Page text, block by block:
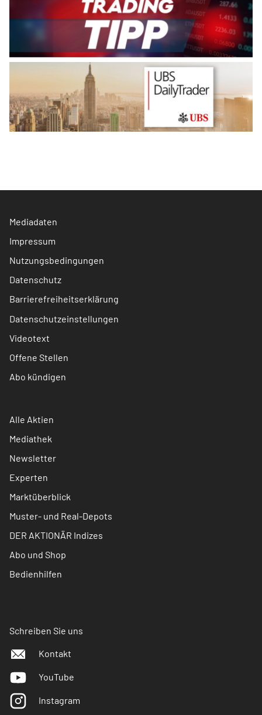
Mediadaten
Impressum
Nutzungsbedingungen
Datenschutz
Barrierefreiheitserklärung
Datenschutzeinstellungen
Videotext
Offene Stellen
Abo kündigen
Alle Aktien
Mediathek
Newsletter
Experten
Marktüberblick
Muster- und Real-Depots
DER AKTIONÄR Indizes
Abo und Shop
Bedienhilfen
Schreiben Sie uns
Kontakt
YouTube
Instagram